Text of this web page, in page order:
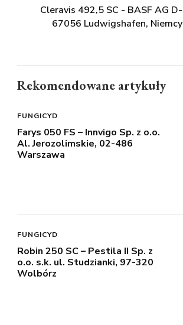
Cleravis 492,5 SC - BASF AG D-
67056 Ludwigshafen, Niemcy
Rekomendowane artykuły
FUNGICYD
Farys 050 FS – Innvigo Sp. z o.o.
Al. Jerozolimskie, 02-486
Warszawa
FUNGICYD
Robin 250 SC – Pestila II Sp. z
o.o. s.k. ul. Studzianki, 97-320
Wolbórz